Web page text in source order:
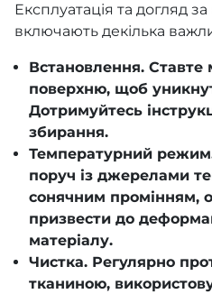
Експлуатація та догляд
включають декілька
Встановлення. Ставте
поверхню, щоб
Дотримуйтесь
збирання.
Температурний
поруч із джерелами
сонячним промінням,
призвести до
матеріалу.
Чистка. Регулярно
тканиною,